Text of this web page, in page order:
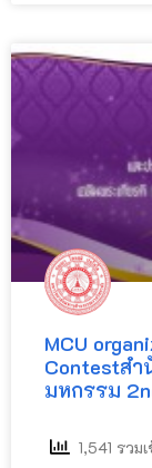
MCU
Contestสำ
มหกรรม
1,541 รวม